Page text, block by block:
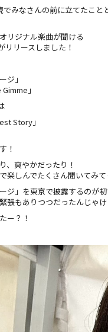
でみなさんの前に立てたこと
リジナル楽曲が聞ける
リリースしました！
ジ」
Gimme」
Story」
！
、爽やかだったり！
楽しんでたくさん聞いてみ
ージ」を東京で披露するのが
張もありつつだったんじゃ
ー？！